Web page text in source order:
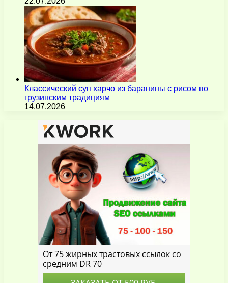
Классический суп харчо из баранины с рисом по
грузинским традициям
14.07.2026